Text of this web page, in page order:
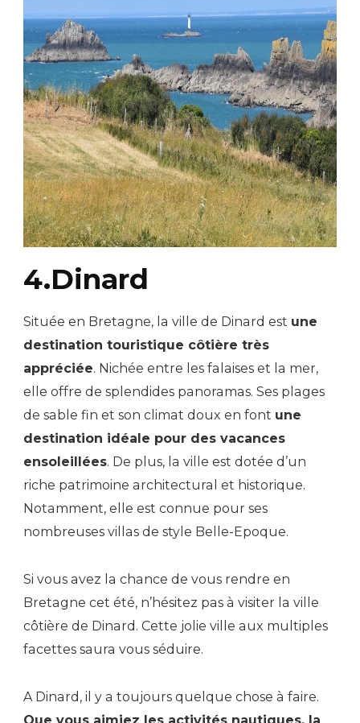
4.Dinard
Située en Bretagne, la ville de Dinard est une
destination touristique côtière très
appréciée. Nichée entre les falaises et la mer,
elle offre de splendides panoramas. Ses plages
de sable fin et son climat doux en font une
destination idéale pour des vacances
ensoleillées. De plus, la ville est dotée d’un
riche patrimoine architectural et historique.
Notamment, elle est connue pour ses
nombreuses villas de style Belle-Epoque.
Si vous avez la chance de vous rendre en
Bretagne cet été, n’hésitez pas à visiter la ville
côtière de Dinard. Cette jolie ville aux multiples
facettes saura vous séduire.
A Dinard, il y a toujours quelque chose à faire.